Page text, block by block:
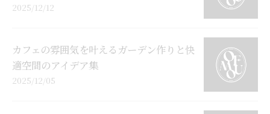
2025/12/12
カフェの雰囲気を叶えるガーデン作りと快
適空間のアイデア集
2025/12/05